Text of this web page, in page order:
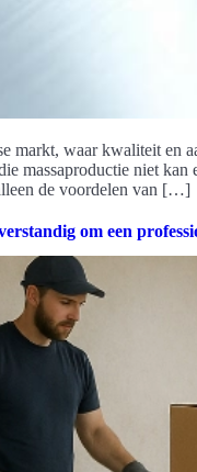
markt, waar kwaliteit en
massaproductie niet
de voordelen van […]
om een